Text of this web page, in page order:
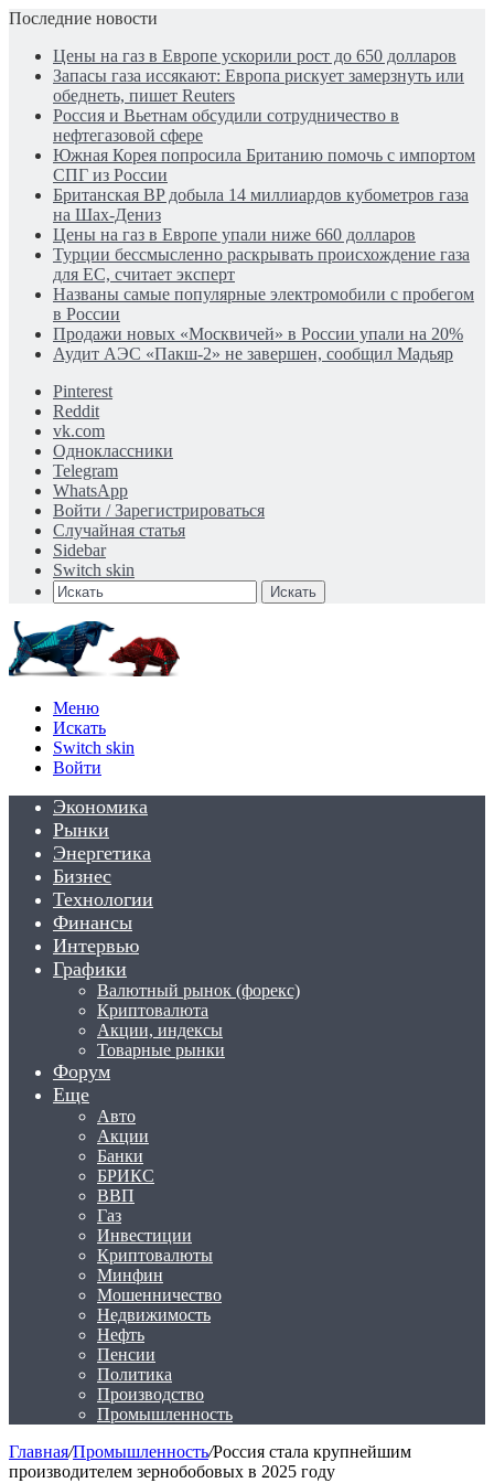
Последние новости
Цены на газ в Европе ускорили рост до 650 долларов
Запасы газа иссякают: Европа рискует замерзнуть или
обеднеть, пишет Reuters
Россия и Вьетнам обсудили сотрудничество в
нефтегазовой сфере
Южная Корея попросила Британию помочь с импортом
СПГ из России
Британская BP добыла 14 миллиардов кубометров газа
на Шах-Дениз
Цены на газ в Европе упали ниже 660 долларов
Турции бессмысленно раскрывать происхождение газа
для ЕС, считает эксперт
Названы самые популярные электромобили с пробегом
в России
Продажи новых «Москвичей» в России упали на 20%
Аудит АЭС «Пакш-2» не завершен, сообщил Мадьяр
Pinterest
Reddit
vk.com
Одноклассники
Telegram
WhatsApp
Войти / Зарегистрироваться
Случайная статья
Sidebar
Switch skin
Искать
Меню
Искать
Switch skin
Войти
Экономика
Рынки
Энергетика
Бизнес
Технологии
Финансы
Интервью
Графики
Валютный рынок (форекс)
Криптовалюта
Акции, индексы
Товарные рынки
Форум
Еще
Авто
Акции
Банки
БРИКС
ВВП
Газ
Инвестиции
Криптовалюты
Минфин
Мошенничество
Недвижимость
Нефть
Пенсии
Политика
Производство
Промышленность
Главная/Промышленность/Россия стала крупнейшим
производителем зернобобовых в 2025 году